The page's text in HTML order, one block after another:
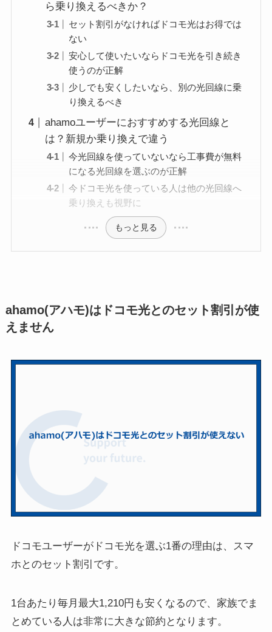
ら乗り換えるべきか？
セット割引がなければドコモ光はお得では
ない
安心して使いたいならドコモ光を引き続き
使うのが正解
少しでも安くしたいなら、別の光回線に乗
り換えるべき
ahamoユーザーにおすすめする光回線と
は？新規か乗り換えで違う
今光回線を使っていないなら工事費が無料
になる光回線を選ぶのが正解
今ドコモ光を使っている人は他の光回線へ
乗り換えも視野に
もっと見る
ahamo(アハモ)はドコモ光とのセット割引が使
えません
ドコモユーザーがドコモ光を選ぶ1番の理由は、スマ
ホとのセット割引です。
1台あたり毎月最大1,210円も安くなるので、家族でま
とめている人は非常に大きな節約となります。